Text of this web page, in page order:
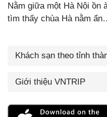
Nằm giữa một Hà Nội ồn
tìm thấy chùa Hà nằm
Khách sạn theo tỉnh
Giới thiệu VNTRIP